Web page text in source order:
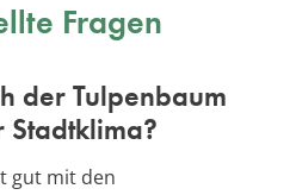
Fragen
der Tulpenbaum
Stadtklima?
gut mit den